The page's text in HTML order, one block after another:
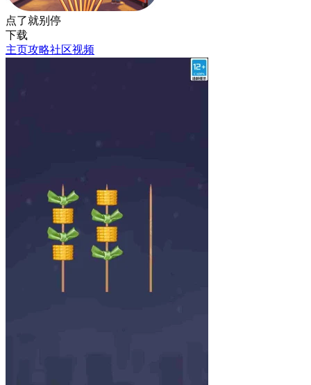
点了就别停
下载
主页攻略社区视频